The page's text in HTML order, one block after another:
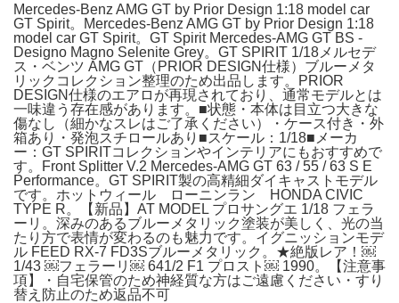
Mercedes-Benz AMG GT by Prior Design 1:18 model car
GT Spirit。Mercedes-Benz AMG GT by Prior Design 1:18
model car GT Spirit。GT Spirit Mercedes-AMG GT BS -
Designo Magno Selenite Grey。GT SPIRIT 1/18メルセデ
ス・ベンツ AMG GT（PRIOR DESIGN仕様）ブルーメタ
リックコレクション整理のため出品します。PRIOR
DESIGN仕様のエアロが再現されており、通常モデルとは
一味違う存在感があります。■状態・本体は目立つ大きな
傷なし（細かなスレはご了承ください）・ケース付き・外
箱あり・発泡スチロールあり■スケール：1/18■メーカ
ー：GT SPIRITコレクションやインテリアにもおすすめで
す。Front Splitter V.2 Mercedes-AMG GT 63 / 55 / 63 S E
Performance。GT SPIRIT製の高精細ダイキャストモデル
です。ホットウィール ローニンラン HONDA CIVIC
TYPE R。【新品】AT MODEL プロサングエ 1/18 フェラ
ーリ。深みのあるブルーメタリック塗装が美しく、光の当
たり方で表情が変わるのも魅力です。イグニッションモデ
ル FEED RX-7 FD3Sブルーメタリック。★絶版レア！￼
1/43 ￼フェラーリ￼ 641/2 F1 プロスト￼ 1990。【注意事
項】・自宅保管のため神経質な方はご遠慮ください・すり
替え防止のため返品不可